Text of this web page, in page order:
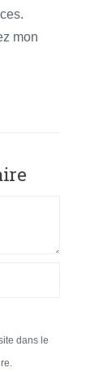
mon
dans le